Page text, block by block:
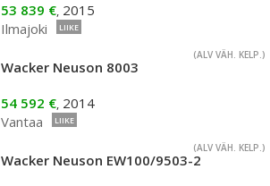
53 839 €, 2015
Ilmajoki
LIIKE
(ALV VÄH. KELP.)
Wacker Neuson 8003
54 592 €, 2014
Vantaa
LIIKE
(ALV VÄH. KELP.)
Wacker Neuson EW100/9503-2